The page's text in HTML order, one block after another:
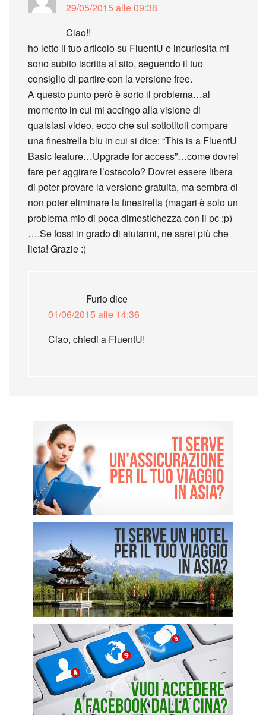
29/05/2015 alle 09:38
Ciao!!
ho letto il tuo articolo su FluentU e incuriosita mi
sono subito iscritta al sito, seguendo il tuo
consiglio di partire con la versione free.
A questo punto però è sorto il problema…al
momento in cui mi accingo alla visione di
qualsiasi video, ecco che sui sottotitoli compare
una finestrella blu in cui si dice: “This is a FluentU
Basic feature…Upgrade for access”…come dovrei
fare per aggirare l’ostacolo? Dovrei essere libera
di poter provare la versione gratuita, ma sembra di
non poter eliminare la finestrella (magari è solo un
problema mio di poca dimestichezza con il pc ;p)
….Se fossi in grado di aiutarmi, ne sarei più che
lieta! Grazie :)
Furiodice
01/06/2015 alle 14:36
Ciao, chiedi a FluentU!